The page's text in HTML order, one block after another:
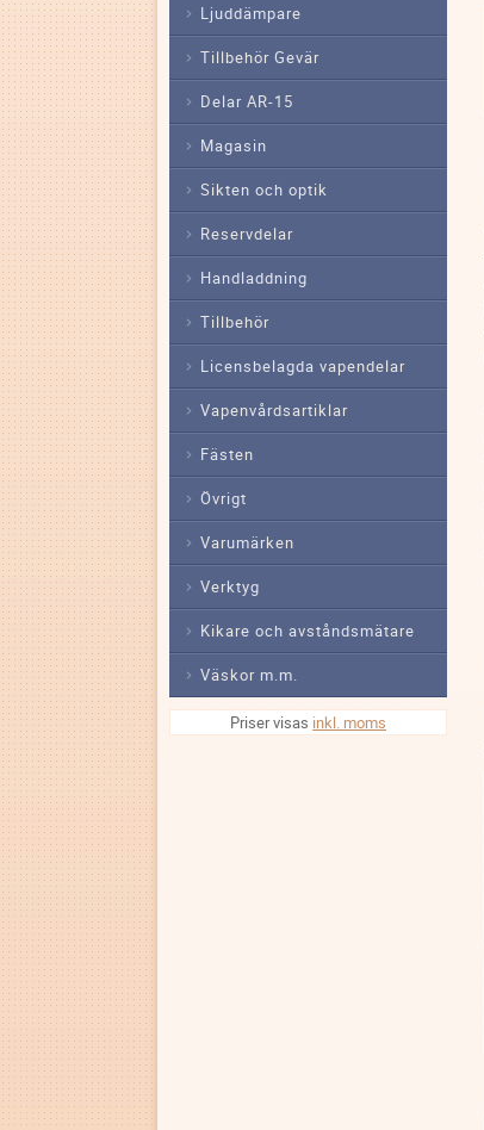
Ljuddämpare
Tillbehör Gevär
Delar AR-15
Magasin
Sikten och optik
Reservdelar
Handladdning
Tillbehör
Licensbelagda vapendelar
Vapenvårdsartiklar
Fästen
Övrigt
Varumärken
Verktyg
Kikare och avståndsmätare
Väskor m.m.
Priser visas inkl. moms